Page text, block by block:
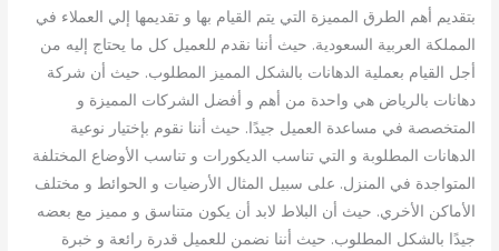
بتقديم أهم الطرق المميزة التي يتم القيام بها و تقديمها إلي العملاء في
المملكة العربية السعودية. حيث أننا نقدم للعميل كل ما يحتاج إليه من
أجل القيام بعملية الدهانات بالشكل المميز المطلوب. حيث أن شركة
دهانات بالرياض هي واحدة من أهم و أفضل الشركات المميزة و
المتخصصة في مساعدة العميل جيدًا. حيث أننا نقوم بإختيار نوعية
الدهانات المطلوبة و التي تناسب الديكورات و تناسب الأوضاع المختلفة
المتواجدة في المنزل. على سبيل المثال الأرضيات و الحوائط و مختلف
الأماكن الأخري. حيث أن البلاط لابد أن يكون متناسق و مميز مع بعضه
جيدًا بالشكل المطلوب. حيث أننا نضمن للعميل قدرة رائعة و خبرة